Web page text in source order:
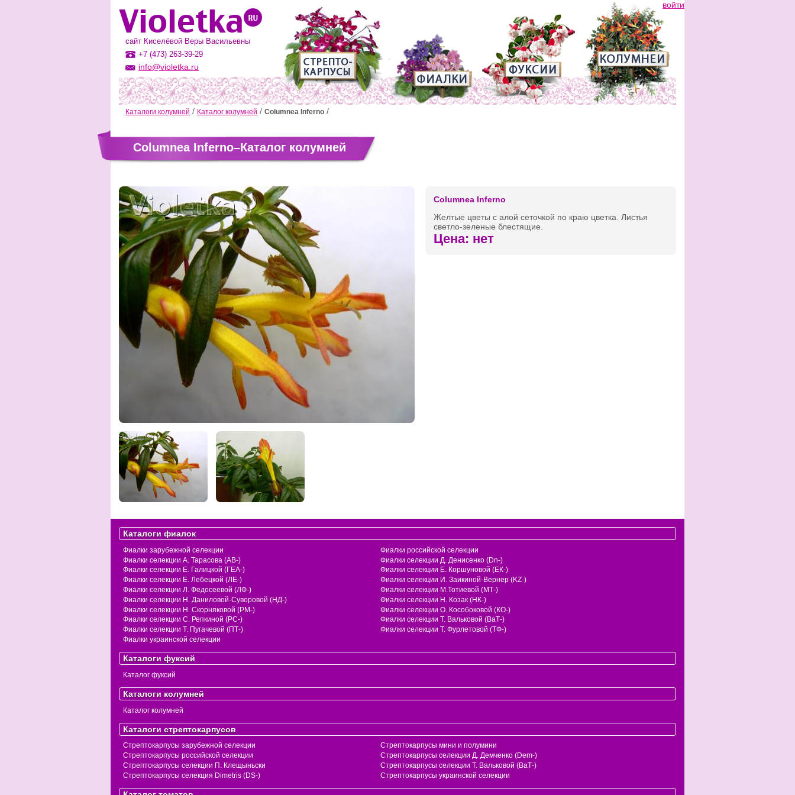
войти
сайт Киселёвой Веры Васильевны
+7 (473) 263-39-29
info@violetka.ru
Каталоги колумней Каталог колумней Columnea Inferno
Columnea Inferno–Каталог колумней
Columnea Inferno
Желтые цветы с алой сеточкой по краю цветка. Листья
светло-зеленые блестящие.
Цена: нет
Каталоги фиалок
Фиалки зарубежной селекции
Фиалки российской селекции
Фиалки селекции А. Тарасова (АВ-)
Фиалки селекции Д. Денисенко (Dn-)
Фиалки селекции Е. Галицкой (ГЕА-)
Фиалки селекции Е. Коршуновой (ЕК-)
Фиалки селекции Е. Лебецкой (ЛЕ-)
Фиалки селекции И. Заикиной-Вернер (KZ-)
Фиалки селекции Л. Федосеевой (ЛФ-)
Фиалки селекции М.Тотиевой (МТ-)
Фиалки селекции Н. Даниловой-Суворовой (НД-)
Фиалки селекции Н. Козак (НК-)
Фиалки селекции Н. Скорняковой (РМ-)
Фиалки селекции О. Кособоковой (КО-)
Фиалки селекции С. Репкиной (РС-)
Фиалки селекции Т. Вальковой (ВаТ-)
Фиалки селекции Т. Пугачевой (ПТ-)
Фиалки селекции Т. Фурлетовой (ТФ-)
Фиалки украинской селекции
Каталоги фуксий
Каталог фуксий
Каталоги колумней
Каталог колумней
Каталоги стрептокарпусов
Стрептокарпусы зарубежной селекции
Стрептокарпусы мини и полумини
Стрептокарпусы российской селекции
Стрептокарпусы селекции Д. Демченко (Dem-)
Стрептокарпусы селекции П. Клещыньски
Стрептокарпусы селекции Т. Вальковой (ВаТ-)
Стрептокарпусы селекция Dimetris (DS-)
Стрептокарпусы украинской селекции